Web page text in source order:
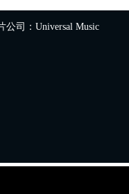
公司：Universal Music